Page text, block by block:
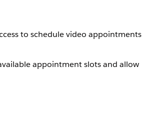
to schedule video appointments
appointment slots and allow